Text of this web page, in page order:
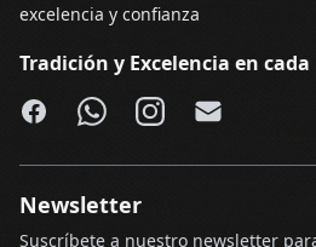
excelencia y confianza
Tradición y Excelencia en cada
Facebook
WhatsApp
Instagram
Email
Newsletter
Suscríbete a nuestro newsletter